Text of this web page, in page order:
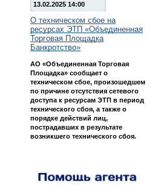
13.02.2025 14:00
О техническом сбое на
ресурсах ЭТП «Объединенная
Торговая Площадка
Банкротство»
АО «Объединенная Торговая
Площадка» сообщает о
техническом сбое, произошедшем
по причине отсутствия сетевого
доступа к ресурсам ЭТП в период
технического сбоя, а также о
порядке действий лиц,
пострадавших в результате
возникшего технического сбоя.